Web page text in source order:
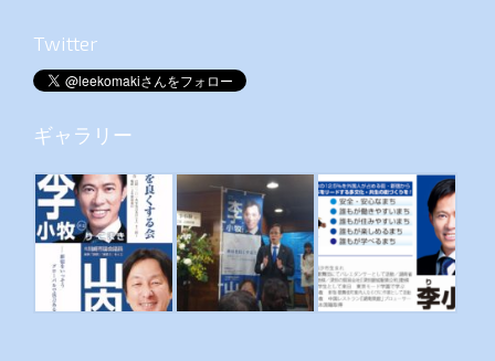
Twitter
ギャラリー